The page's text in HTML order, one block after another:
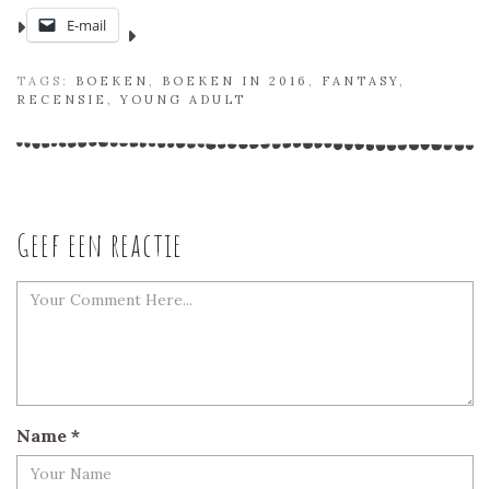
E-mail
TAGS: BOEKEN , BOEKEN IN 2016 , FANTASY,
RECENSIE ,YOUNG ADULT
Geef een reactie
Name *